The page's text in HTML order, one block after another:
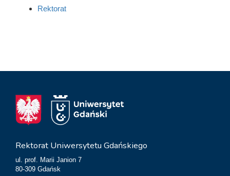
Rektorat
Rektorat Uniwersytetu Gdańskiego
ul. prof. Marii Janion 7
80-309 Gdańsk